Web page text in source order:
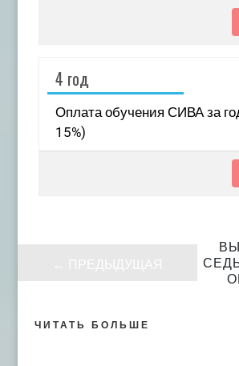
4 год
Оплата обучения СИВА за
15%)
ЧИТАТЬ БОЛЬШЕ